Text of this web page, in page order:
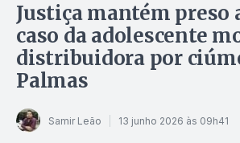
Justiça mantém preso
caso da adolescente
distribuidora por
Palmas
Samir Leão 13 junho 2026 às 09h41